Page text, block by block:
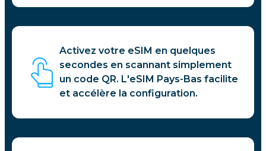
Activez votre eSIM en quelques
secondes en scannant simplement
un code QR. L'eSIM Pays-Bas facilite
et accélère la configuration.